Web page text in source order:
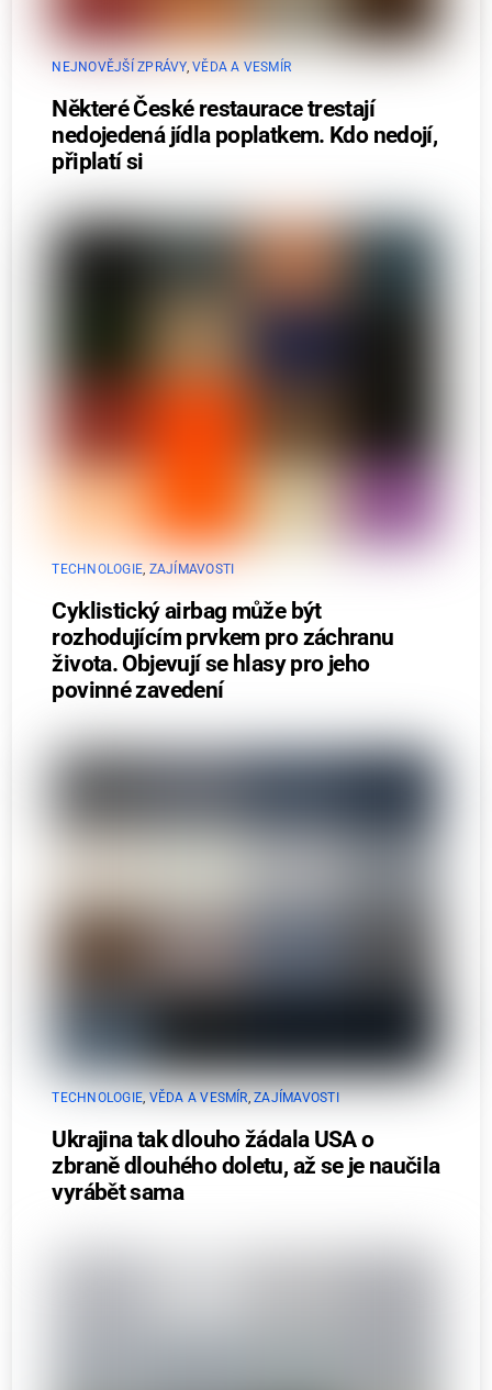
NEJNOVĚJŠÍ ZPRÁVY,VĚDA A VESMÍR
Některé České restaurace trestají
nedojedená jídla poplatkem. Kdo nedojí,
připlatí si
TECHNOLOGIE, ZAJÍMAVOSTI
Cyklistický airbag může být
rozhodujícím prvkem pro záchranu
života. Objevují se hlasy pro jeho
povinné zavedení
TECHNOLOGIE, VĚDA A VESMÍR,ZAJÍMAVOSTI
Ukrajina tak dlouho žádala USA o
zbraně dlouhého doletu, až se je naučila
vyrábět sama